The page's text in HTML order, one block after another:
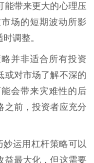
能带来更大的心理压
场的短期波动所影
调整。
并非适合所有投资
或对市场了解不深的
会带来灾难性的后
之前，投资者应充分
运用杠杆策略可以
益最大化，但这需要